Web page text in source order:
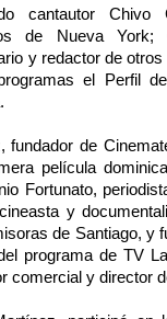
cantautor Chivo
de Nueva York;
y redactor de
el Perfil
fundador de
película
Fortunato,
y
de Santiago, y
programa de TV
comercial y director